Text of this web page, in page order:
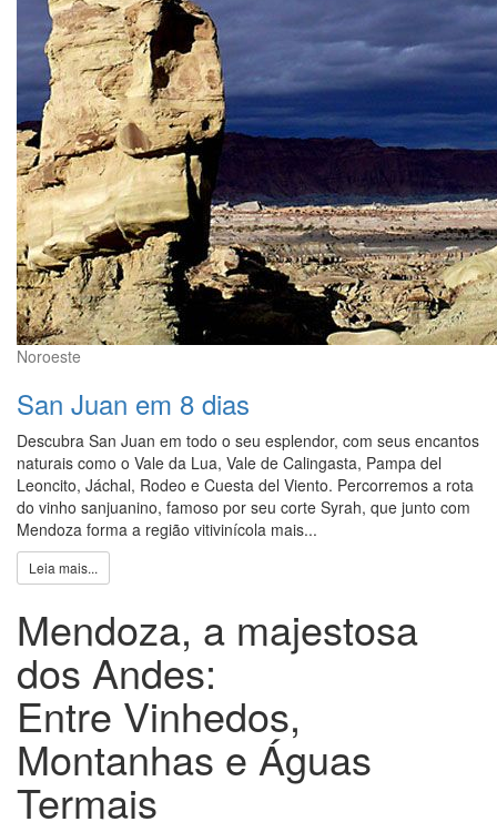
Noroeste
San Juan em 8 dias
Descubra San Juan em todo o seu esplendor, com seus encantos
naturais como o Vale da Lua, Vale de Calingasta, Pampa del
Leoncito, Jáchal, Rodeo e Cuesta del Viento. Percorremos a rota
do vinho sanjuanino, famoso por seu corte Syrah, que junto com
Mendoza forma a região vitivinícola mais...
Leia mais...
Mendoza, a majestosa
dos Andes:
Entre Vinhedos,
Montanhas e Águas
Termais